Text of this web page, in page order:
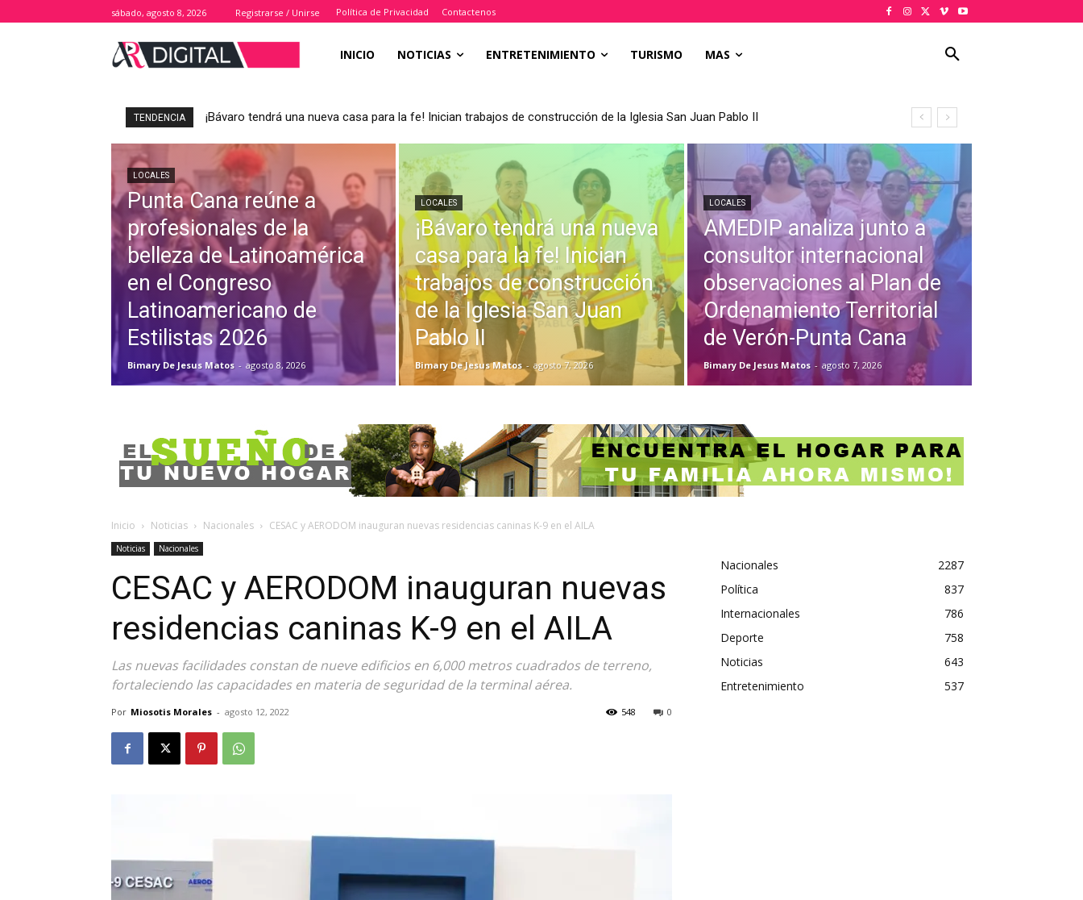
sábado, agosto 8, 2026 Registrarse / Unirse Política de Privacidad Contactenos
INICIO NOTICIAS ENTRETENIMIENTO TURISMO MAS
TENDENCIA ¡Bávaro tendrá una nueva casa para la fe! Inician trabajos de construcción de la Iglesia San Juan Pablo II
AMEDIP analiza junto a consultor internacional observaciones al Plan de Ordenamiento Territorial de Verón-Punta Cana
LOCALES
Punta Cana reúne a
profesionales de la
belleza de Latinoamérica
en el Congreso
Latinoamericano de
Estilistas 2026
Bimary De Jesus Matos - agosto 8, 2026
LOCALES
¡Bávaro tendrá una nueva
casa para la fe! Inician
trabajos de construcción
de la Iglesia San Juan
Pablo II
Bimary De Jesus Matos - agosto 7, 2026
LOCALES
AMEDIP analiza junto a
consultor internacional
observaciones al Plan de
Ordenamiento Territorial
de Verón-Punta Cana
Bimary De Jesus Matos - agosto 7, 2026
Inicio Noticias Nacionales CESAC y AERODOM inauguran nuevas residencias caninas K-9 en el AILA
Noticias Nacionales
CESAC y AERODOM inauguran nuevas
residencias caninas K-9 en el AILA
Las nuevas facilidades constan de nueve edificios en 6,000 metros cuadrados de terreno,
fortaleciendo las capacidades en materia de seguridad de la terminal aérea.
Por Miosotis Morales - agosto 12, 2022 0
548
Nacionales
2287
Política
837
Internacionales
786
Deporte
758
Noticias
643
Entretenimiento
537